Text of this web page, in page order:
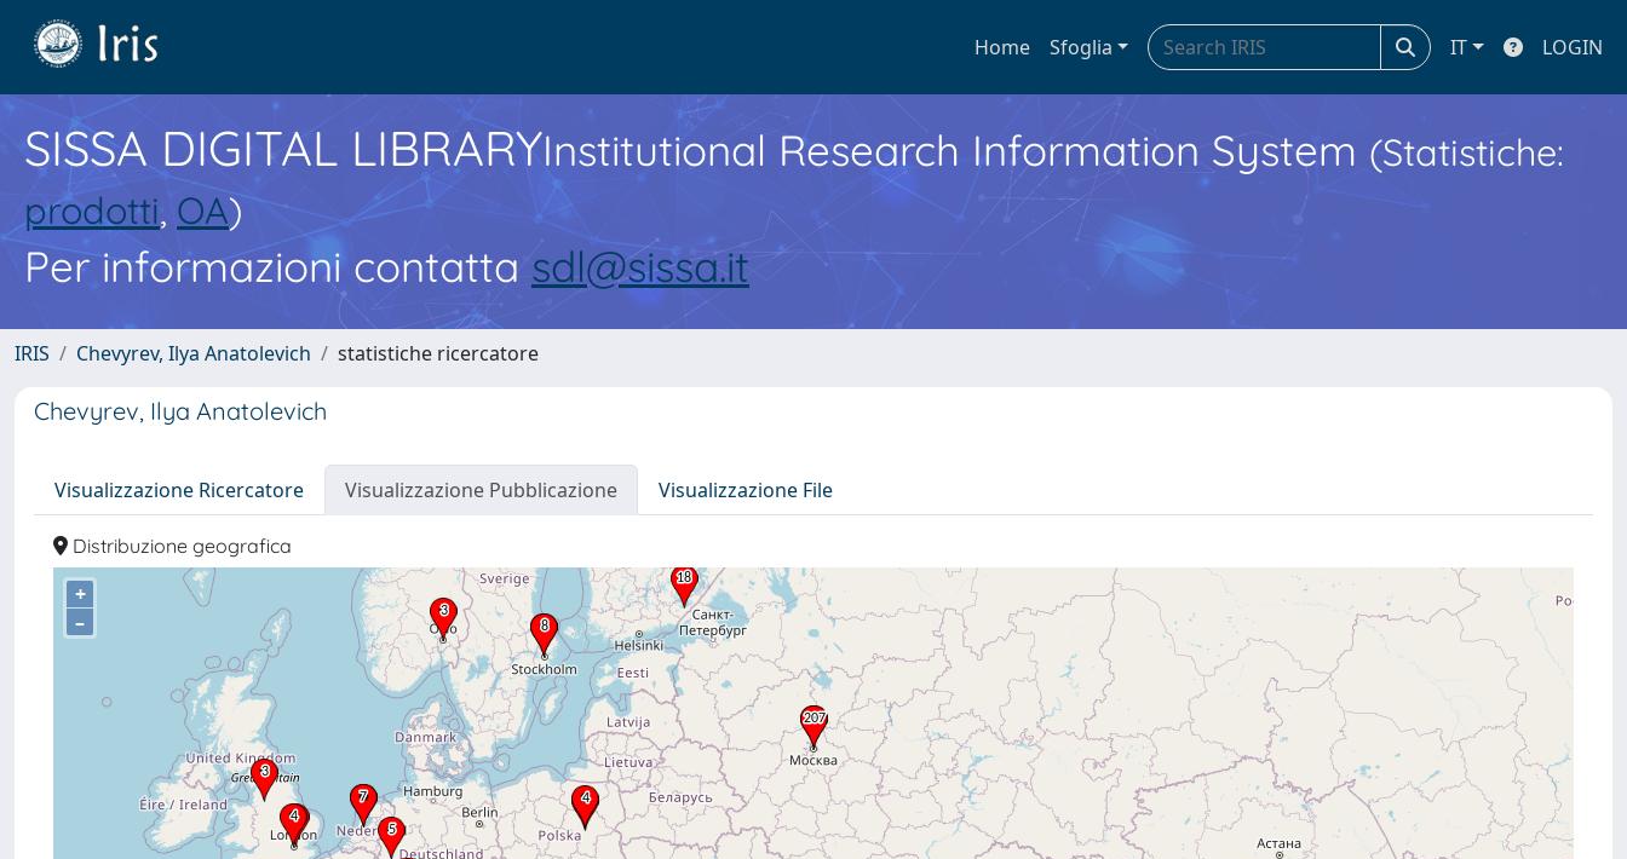
Home Sfoglia IT LOGIN
SISSA DIGITAL LIBRARYInstitutional Research Information System (Statistiche:
prodotti, OA)
Per informazioni contatta sdl@sissa.it
IRIS Chevyrev, Ilya Anatolevich statistiche ricercatore
Chevyrev, Ilya Anatolevich
Visualizzazione Ricercatore Visualizzazione Pubblicazione Visualizzazione File
Distribuzione geografica
+
–